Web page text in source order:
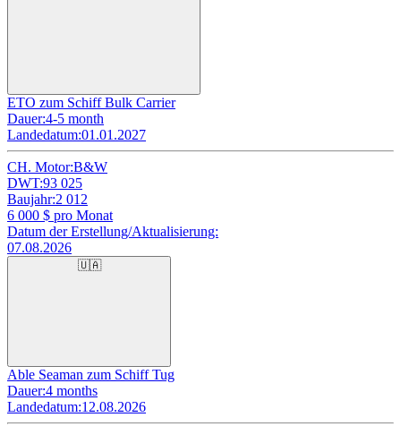
ETO zum Schiff Bulk Carrier
Dauer:4-5 month
Landedatum:01.01.2027
CH. Motor:B&W
DWT:93 025
Baujahr:2 012
6 000 $ pro Monat
Datum der Erstellung/Aktualisierung:
07.08.2026
🇺🇦
Able Seaman zum Schiff Tug
Dauer:4 months
Landedatum:12.08.2026